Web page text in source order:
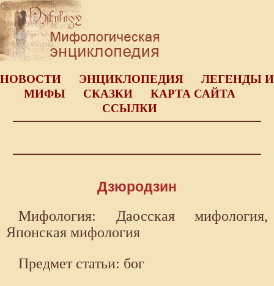
НОВОСТИ ЭНЦИКЛОПЕДИЯ
ЛЕГЕНДЫ И
МИФЫ
СКАЗКИ
КАРТА САЙТА
ССЫЛКИ
Дзюродзин
Мифология: Даосская мифология,
Японская мифология
Предмет статьи: бог